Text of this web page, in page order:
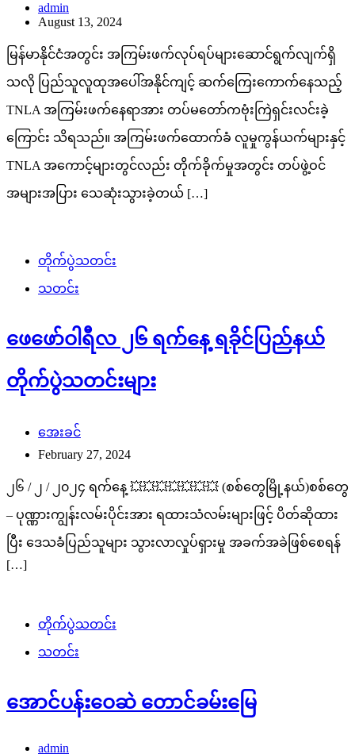
admin
August 13, 2024
မြန်မာနိုင်ငံအတွင်း အကြမ်းဖက်လုပ်ရပ်များဆောင်ရွက်လျက်ရှိ
သလို ပြည်သူလူထုအပေါ်အနိုင်ကျင့် ဆက်ကြေးကောက်နေသည့်
TNLA အကြမ်းဖက်နေရာအား တပ်မတော်ကဗုံးကြဲရှင်းလင်းခဲ့
ကြောင်း သိရသည်။ အကြမ်းဖက်ထောက်ခံ လူမှုကွန်ယက်များနှင့်
TNLA အကောင့်များတွင်လည်း တိုက်ခိုက်မှုအတွင်း တပ်ဖွဲ့ဝင်
အများအပြား သေဆုံးသွားခဲ့တယ် […]
တိုက်ပွဲသတင်း
သတင်း
ဖေဖော်ဝါရီလ ၂၆ ရက်နေ့ ရခိုင်ပြည်နယ်
တိုက်ပွဲသတင်းများ
အေးခင်
February 27, 2024
၂၆ / ၂ / ၂၀၂၄ ရက်နေ့ 💥💥💥💥💥💥💥 (စစ်တွေမြို့နယ်)စစ်တွေ
– ပုဏ္ဏားကျွန်းလမ်းပိုင်းအား ရထားသံလမ်းများဖြင့် ပိတ်ဆိုထား
ပြီး ဒေသခံပြည်သူများ သွားလာလှုပ်ရှားမှု အခက်အခဲဖြစ်စေရန်
[…]
တိုက်ပွဲသတင်း
သတင်း
အောင်ပန်းဝေဆဲ တောင်ခမ်းမြေ
admin